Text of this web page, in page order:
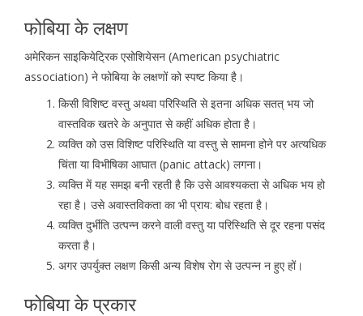
फोबिया के लक्षण
अमेरिकन साइकियेट्रिक एसोशियेसन (American psychiatric
association) ने फोबिया के लक्षणों को स्पष्ट किया है।
किसी विशिष्ट वस्तु अथवा परिस्थिति से इतना अधिक सतत् भय जो
वास्तविक खतरे के अनुपात से कहीं अधिक होता है।
व्यक्ति को उस विशिष्ट परिस्थिति या वस्तु से सामना होने पर अत्यधिक
चिंता या विभीषिका आघात (panic attack) लगना।
व्यक्ति में यह समझ बनी रहती है कि उसे आवश्यकता से अधिक भय हो
रहा है। उसे अवास्तविकता का भी प्राय: बोध रहता है।
व्यक्ति दुर्भीति उत्पन्न करने वाली वस्तु या परिस्थिति से दूर रहना पसंद
करता है।
अगर उपर्युक्त लक्षण किसी अन्य विशेष रोग से उत्पन्न न हुए हों।
फोबिया के प्रकार